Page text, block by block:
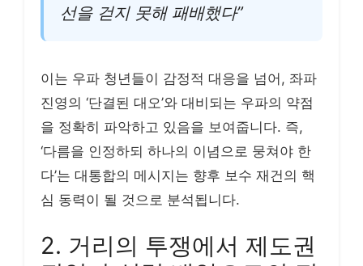
선을 걷지 못해 패배했다”
이는 우파 청년들이 감정적 대응을 넘어, 좌파
진영의 ‘단결된 대오’와 대비되는 우파의 약점
을 정확히 파악하고 있음을 보여줍니다. 즉,
‘다름을 인정하되 하나의 이념으로 뭉쳐야 한
다’는 대통합의 메시지는 향후 보수 재건의 핵
심 동력이 될 것으로 분석됩니다.
2. 거리의 투쟁에서 제도권